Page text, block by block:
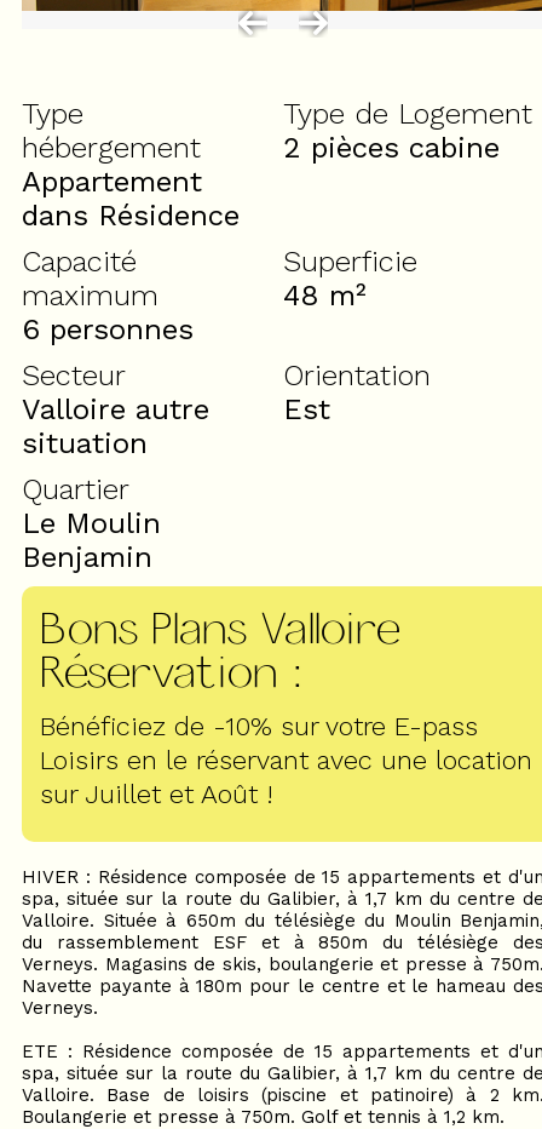
Type
hébergement
Appartement
dans Résidence
Type de Logement
2 pièces cabine
Capacité
maximum
6 personnes
Superficie
48 m²
Secteur
Valloire autre
situation
Orientation
Est
Quartier
Le Moulin
Benjamin
Bons Plans Valloire
Réservation :
Bénéficiez de -10% sur votre E-pass
Loisirs en le réservant avec une location
sur Juillet et Août !
HIVER : Résidence composée de 15 appartements et
spa, située sur la route du Galibier, à 1,7 km du centre
Valloire. Située à 650m du télésiège du Moulin
du rassemblement ESF et à 850m du télésiège
Verneys. Magasins de skis, boulangerie et presse à
Navette payante à 180m pour le centre et le hameau
Verneys.
ETE : Résidence composée de 15 appartements et
spa, située sur la route du Galibier, à 1,7 km du centre
Valloire. Base de loisirs (piscine et patinoire) à 2
Boulangerie et presse à 750m. Golf et tennis à 1,2 km.